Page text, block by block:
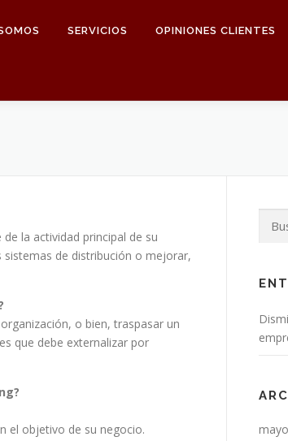
SERVICIOS OPINIONES CLIENTES
la actividad principal de su
de distribución o mejorar,
o bien, traspasar un
que debe externalizar por
el objetivo de su negocio.